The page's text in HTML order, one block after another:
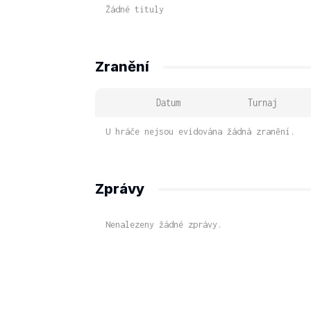
Žádné tituly
Zranění
Datum Turnaj
U hráče nejsou evidována žádná zranění.
Zprávy
Nenalezeny žádné zprávy.